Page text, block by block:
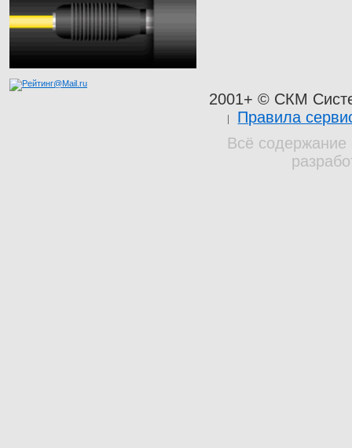
2001+ © СКМ
Правила
Всё содержание